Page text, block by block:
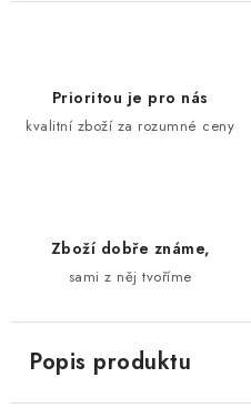
Prioritou je pro nás
kvalitní zboží za rozumné ceny
Zboží dobře známe,
sami z něj tvoříme
Popis produktu